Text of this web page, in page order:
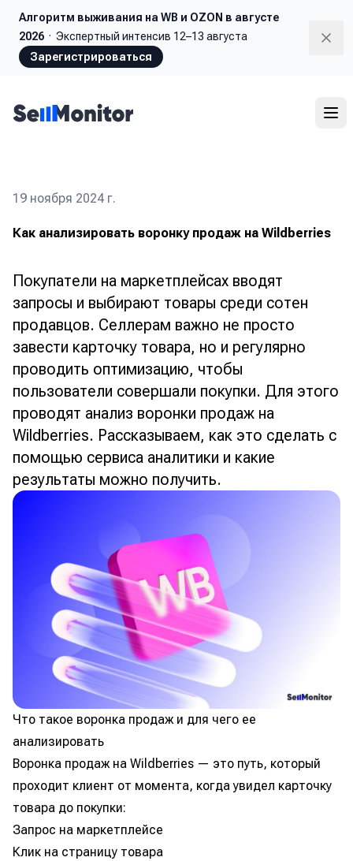
Алгоритм выживания на WB и OZON в августе
2026 · Экспертный интенсив 12–13 августа
Зарегистрироваться
19 ноября 2024 г.
Как анализировать воронку продаж на Wildberries
Покупатели на маркетплейсах вводят
запросы и выбирают товары среди сотен
продавцов. Селлерам важно не просто
завести карточку товара, но и регулярно
проводить оптимизацию, чтобы
пользователи совершали покупки. Для этого
проводят анализ воронки продаж на
Wildberries. Рассказываем, как это сделать с
помощью сервиса аналитики и какие
результаты можно получить.
Что такое воронка продаж и для чего ее
анализировать
Воронка продаж на Wildberries — это путь, который
проходит клиент от момента, когда увидел карточку
товара до покупки:
Запрос на маркетплейсе
Клик на страницу товара